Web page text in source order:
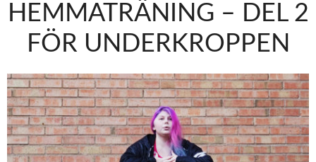
HEMMATRÄNING – DEL 2
FÖR UNDERKROPPEN